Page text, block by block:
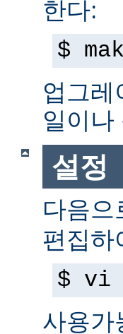
한다:
$
업그레
일이나
설정
다음으
편집하
$ vi
사용가